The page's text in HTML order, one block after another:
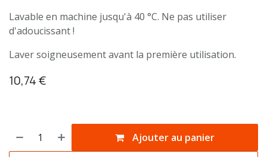
Lavable en machine jusqu'à 40 °C. Ne pas utiliser
d'adoucissant !
Laver soigneusement avant la première utilisation.
10,74€
Ajouter au panier